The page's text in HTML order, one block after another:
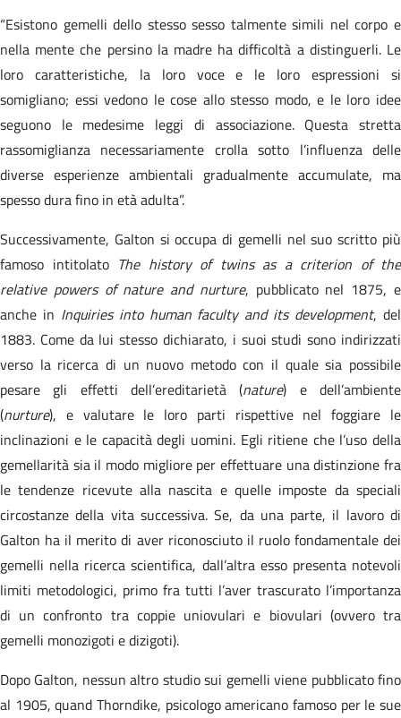
“Esistono gemelli dello stesso sesso talmente simili nel corpo e
nella mente che persino la madre ha difficoltà a distinguerli. Le
loro caratteristiche, la loro voce e le loro espressioni si
somigliano; essi vedono le cose allo stesso modo, e le loro idee
seguono le medesime leggi di associazione. Questa stretta
rassomiglianza necessariamente crolla sotto l’influenza delle
diverse esperienze ambientali gradualmente accumulate, ma
spesso dura fino in età adulta”.
Successivamente, Galton si occupa di gemelli nel suo scritto più
famoso intitolato The history of twins as a criterion of the
relative powers of nature and nurture, pubblicato nel 1875, e
anche in Inquiries into human faculty and its development, del
1883. Come da lui stesso dichiarato, i suoi studi sono indirizzati
verso la ricerca di un nuovo metodo con il quale sia possibile
pesare gli effetti dell’ereditarietà (nature) e dell’ambiente
(nurture), e valutare le loro parti rispettive nel foggiare le
inclinazioni e le capacità degli uomini. Egli ritiene che l’uso della
gemellarità sia il modo migliore per effettuare una distinzione fra
le tendenze ricevute alla nascita e quelle imposte da speciali
circostanze della vita successiva. Se, da una parte, il lavoro di
Galton ha il merito di aver riconosciuto il ruolo fondamentale dei
gemelli nella ricerca scientifica, dall’altra esso presenta notevoli
limiti metodologici, primo fra tutti l’aver trascurato l’importanza
di un confronto tra coppie uniovulari e biovulari (ovvero tra
gemelli monozigoti e dizigoti).
Dopo Galton, nessun altro studio sui gemelli viene pubblicato fino
al 1905, quand Thorndike, psicologo americano famoso per le sue